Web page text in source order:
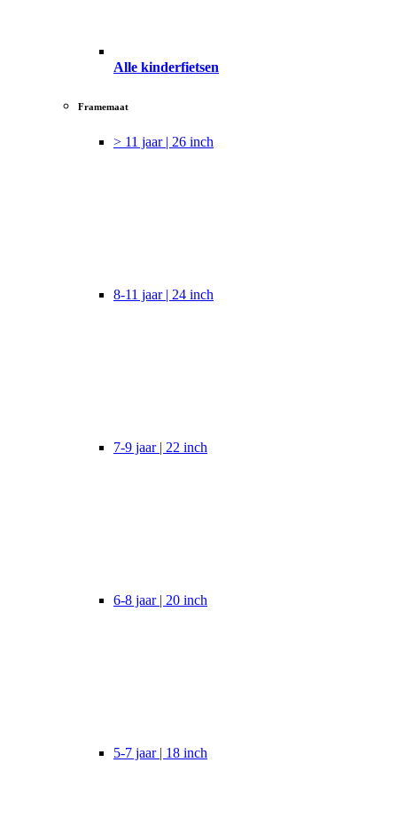
Alle kinderfietsen
Framemaat
> 11 jaar | 26 inch
8-11 jaar | 24 inch
7-9 jaar | 22 inch
6-8 jaar | 20 inch
5-7 jaar | 18 inch